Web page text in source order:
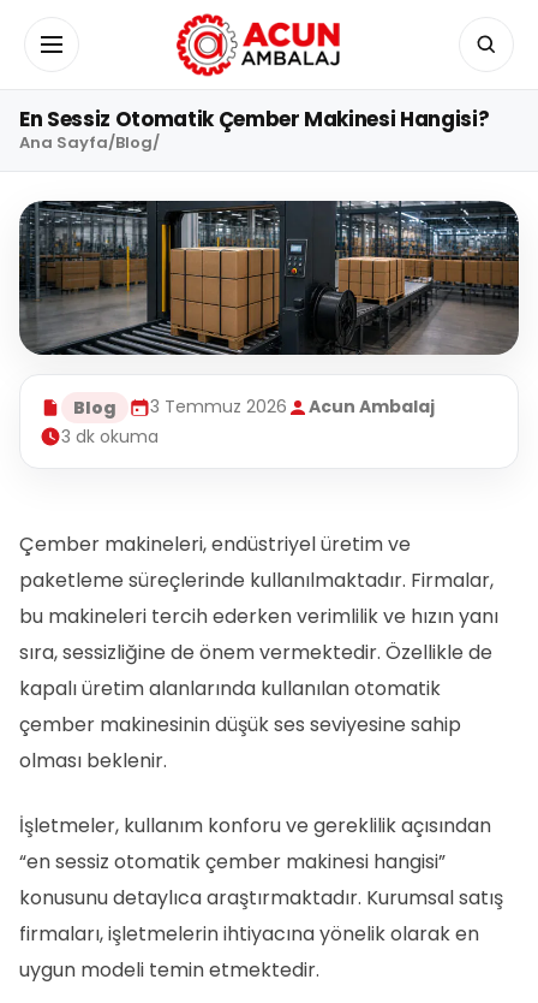
Menüyü aç/kapat
En Sessiz Otomatik Çember Makinesi Hangisi?
Ana Sayfa/Blog/
Blog 3 Temmuz 2026
Acun Ambalaj
3 dk okuma
Çember makineleri, endüstriyel üretim ve
paketleme süreçlerinde kullanılmaktadır. Firmalar,
bu makineleri tercih ederken verimlilik ve hızın yanı
sıra, sessizliğine de önem vermektedir. Özellikle de
kapalı üretim alanlarında kullanılan otomatik
çember makinesinin düşük ses seviyesine sahip
olması beklenir.
İşletmeler, kullanım konforu ve gereklilik açısından
“en sessiz otomatik çember makinesi hangisi”
konusunu detaylıca araştırmaktadır. Kurumsal satış
firmaları, işletmelerin ihtiyacına yönelik olarak en
uygun modeli temin etmektedir.